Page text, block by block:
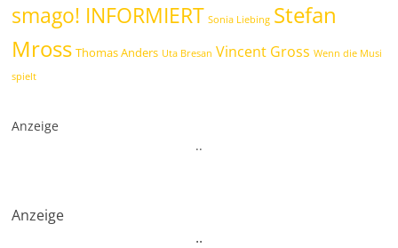
smago! INFORMIERT Sonia Liebing Stefan
Mross Thomas Anders Uta Bresan Vincent Gross Wenn die Musi
spielt
Anzeige
..
Anzeige
..